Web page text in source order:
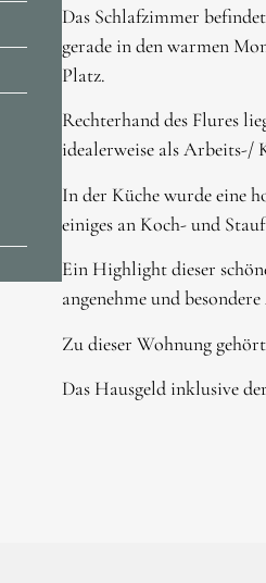
Das Schlafzimmer
gerade in den warmen
Platz.
Rechterhand des Flures
idealerweise als Arbeits-/
In der Küche wurde eine
einiges an Koch- und
Ein Highlight dieser
angenehme und
Zu dieser Wohnung
Das Hausgeld inklusive